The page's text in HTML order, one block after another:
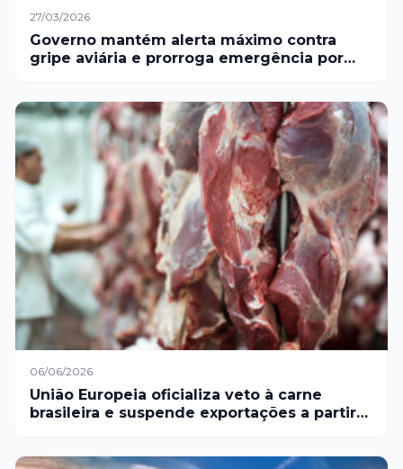
27/03/2026
Governo mantém alerta máximo contra
gripe aviária e prorroga emergência por
06/06/2026
União Europeia oficializa veto à carne
brasileira e suspende exportações a partir